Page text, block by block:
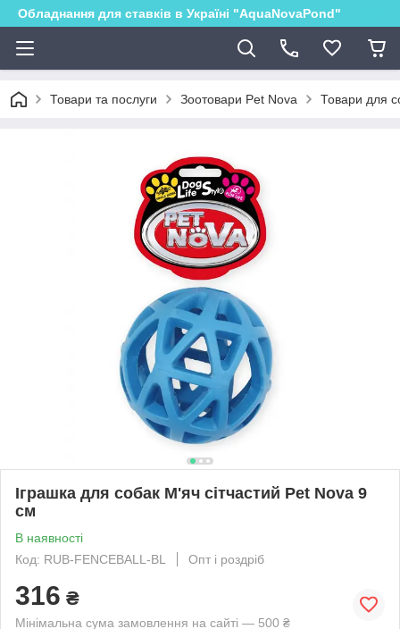
Обладнання для ставків в Україні "AquaNovaPond"
Товари та послуги Зоотовари Pet Nova Товари для
Іграшка для собак М'яч сітчастий Pet Nova 9
см
В наявності
Код: RUB-FENCEBALL-BL
Опт і роздріб
316 ₴
Мінімальна сума замовлення на сайті — 500 ₴